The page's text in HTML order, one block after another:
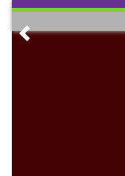
Skip
contentPrevious